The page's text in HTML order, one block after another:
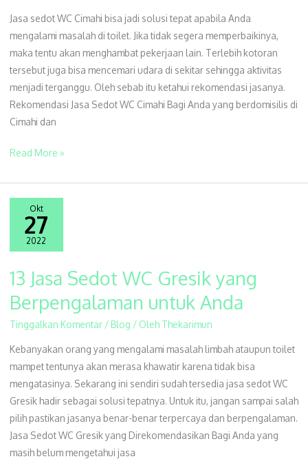
Jasa sedot WC Cimahi bisa jadi solusi tepat apabila Anda
mengalami masalah di toilet. Jika tidak segera memperbaikinya,
maka tentu akan menghambat pekerjaan lain. Terlebih kotoran
tersebut juga bisa mencemari udara di sekitar sehingga aktivitas
menjadi terganggu. Oleh sebab itu ketahui rekomendasi jasanya.
Rekomendasi Jasa Sedot WC Cimahi Bagi Anda yang berdomisilis di
Cimahi dan
Mengatasi
Berbagai
Masalah
Limbah
Read More »
Okt
27
2022
13 Jasa Sedot WC Gresik yang
Berpengalaman untuk Anda
Tinggalkan Komentar / Blog / Oleh Thekarimun
Kebanyakan orang yang mengalami masalah limbah ataupun toilet
mampet tentunya akan merasa khawatir karena tidak bisa
mengatasinya. Sekarang ini sendiri sudah tersedia jasa sedot WC
Gresik hadir sebagai solusi tepatnya. Untuk itu, jangan sampai salah
pilih pastikan jasanya benar-benar terpercaya dan berpengalaman.
Jasa Sedot WC Gresik yang Direkomendasikan Bagi Anda yang
masih belum mengetahui jasa
13
Sedot
WC
Gresik
Berpengalaman
untuk
Anda